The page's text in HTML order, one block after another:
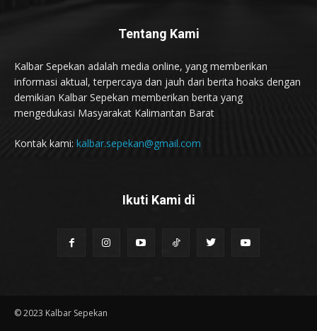
Tentang Kami
Kalbar Sepekan adalah media online, yang memberikan
informasi aktual, terpercaya dan jauh dari berita hoaks dengan
demikian Kalbar Sepekan memberikan berita yang
mengedukasi Masyarakat Kalimantan Barat
Kontak kami: kalbar.sepekan@gmail.com
Ikuti Kami di
© 2023 Kalbar Sepekan